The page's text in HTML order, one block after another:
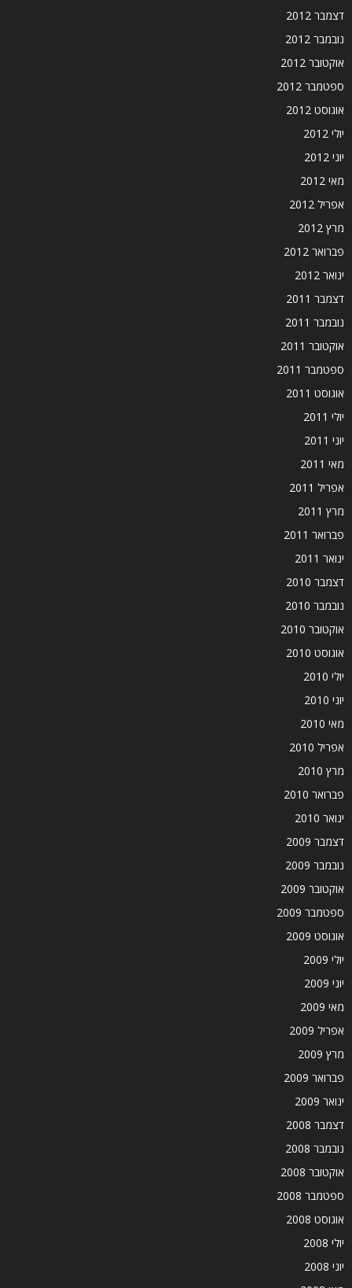
דצמבר 2012
נובמבר 2012
אוקטובר 2012
ספטמבר 2012
אוגוסט 2012
יולי 2012
יוני 2012
מאי 2012
אפריל 2012
מרץ 2012
פברואר 2012
ינואר 2012
דצמבר 2011
נובמבר 2011
אוקטובר 2011
ספטמבר 2011
אוגוסט 2011
יולי 2011
יוני 2011
מאי 2011
אפריל 2011
מרץ 2011
פברואר 2011
ינואר 2011
דצמבר 2010
נובמבר 2010
אוקטובר 2010
אוגוסט 2010
יולי 2010
יוני 2010
מאי 2010
אפריל 2010
מרץ 2010
פברואר 2010
ינואר 2010
דצמבר 2009
נובמבר 2009
אוקטובר 2009
ספטמבר 2009
אוגוסט 2009
יולי 2009
יוני 2009
מאי 2009
אפריל 2009
מרץ 2009
פברואר 2009
ינואר 2009
דצמבר 2008
נובמבר 2008
אוקטובר 2008
ספטמבר 2008
אוגוסט 2008
יולי 2008
יוני 2008